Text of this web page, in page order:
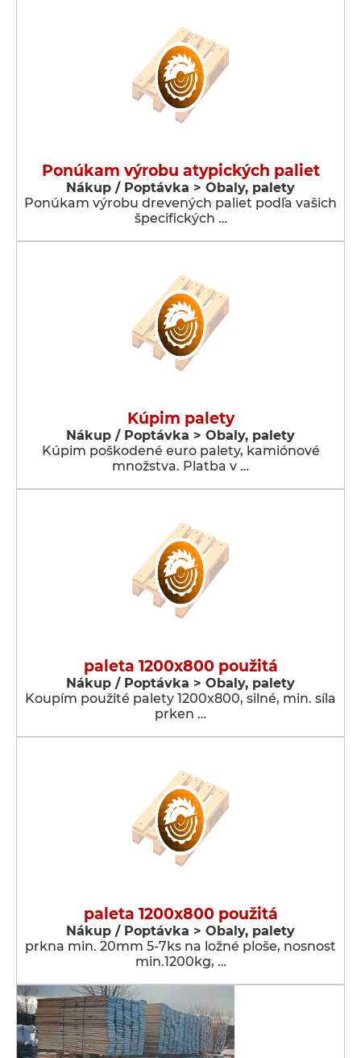
Ponúkam výrobu atypických paliet
Nákup / Poptávka > Obaly, palety
Ponúkam výrobu drevených paliet podľa vašich
špecifických …
Kúpim palety
Nákup / Poptávka > Obaly, palety
Kúpim poškodené euro palety, kamiónové
množstva. Platba v …
paleta 1200x800 použitá
Nákup / Poptávka > Obaly, palety
Koupím použité palety 1200x800, silné, min. síla
prken …
paleta 1200x800 použitá
Nákup / Poptávka > Obaly, palety
prkna min. 20mm 5-7ks na ložné ploše, nosnost
min.1200kg, …